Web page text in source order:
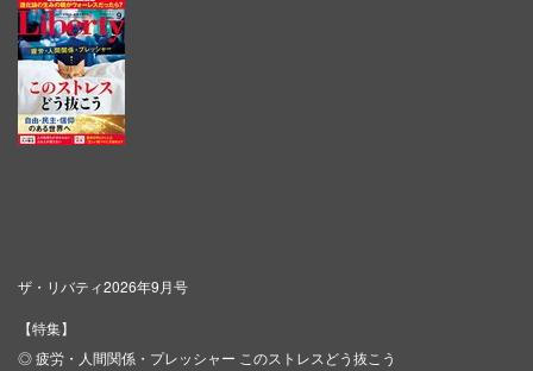
ザ・リバティ2026年9月号
【特集】
◎ 疲労・人間関係・プレッシャー このストレスどう抜こう